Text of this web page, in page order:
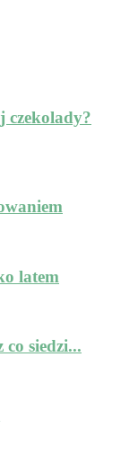
czekolady?
latem
co siedzi...